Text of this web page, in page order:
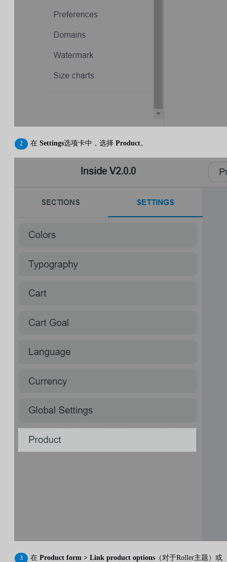
在 Settings选项卡中，选择 Product。
在 Product form > Link product options （对于Roller主题）或